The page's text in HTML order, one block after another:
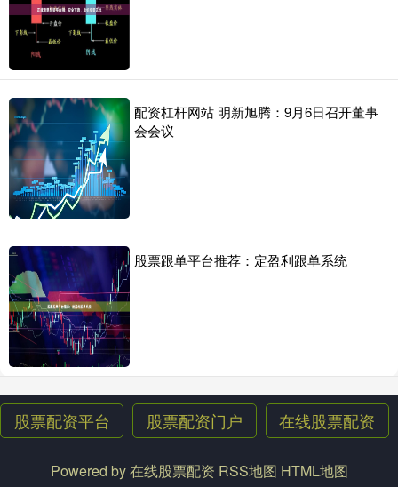
股票配资门户 2025-11-20
证券投资顾问向客户推荐股票是常见的做法，但其合法性和风险值得
考虑。 **合法性** 在大多数司法管辖区，证券投资顾问必须
国内股票配资 商务部就中方在世贸组织起诉加拿大电动汽车、钢铝制
品征税措施答记者问
股票配资门户 2024-09-07
问：据悉国内股票配资，中国在世贸组织就加拿大电动汽车、钢铝制
品征税措施提起诉讼。能否请您介绍具体情况？ 答：9月6日，中
证券配资在线平台 正丹股份：拟在马来西亚投资不超8000万美元建设
股票配资平台 2024-09-08
南方财经9月6日电证券配资在线平台，正丹股份公告，拟与持股5%以
上股东华杏投资（镇江）有限公司（以下简称“华杏投资”）共
配资杠杆网站 明新旭腾：9月6日召开董事
会会议
股票跟单平台推荐：定盈利跟单系统
股票配资平台 股票配资门户 在线股票配资
Powered by在线股票配资 RSS地图 HTML地图